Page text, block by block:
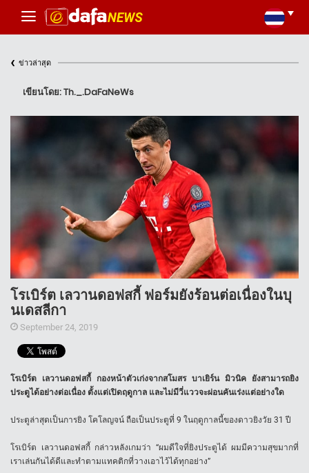
‹ ข่าวล่าสุด
เขียนโดย: Th._.DaFaNeWs
โรเบิร์ต เลวานดอฟสกี้ ฟอร์มยังร้อนต่อเนื่องในบุ
นเดสลีกา
September 24, 2019
โรเบิร์ต เลวานดอฟสกี้ กองหน้าตัวเก่งจากสโมสร บาเยิร์น มิวนิค ยังสามารถยิง
ประตูได้อย่างต่อเนื่อง ตั้งแต่เปิดฤดูกาล และไม่มีวี่แววจะผ่อนคันเร่งแต่อย่างใด
ประตูล่าสุดเป็นการยิง โคโลญจน์ ถือเป็นประตูที่ 9 ในฤดูกาลนี้ของดาวยิงวัย 31 ปี
โรเบิร์ต เลวานดอฟสกี้ กล่าวหลังเกมว่า “ผมดีใจที่ยิงประตูได้ ผมมีความสุขมากที่
เราเล่นกันได้ดีและทำตามแทคติกที่วางเอาไว้ได้ทุกอย่าง”